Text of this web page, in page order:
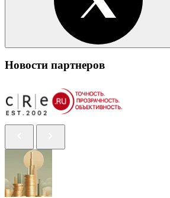
Новости партнеров